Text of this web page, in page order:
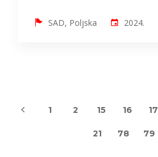
SAD, Poljska 2024.
1 2 15 16 17
21 78 79